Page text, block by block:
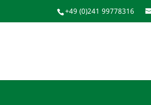
+49 (0)241 99778316